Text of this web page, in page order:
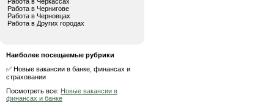
Работа в Чернигове
Работа в Черновцах
Работа в Других городах
Наиболее посещаемые рубрики
✅ Новые вакансии в банке, финансах и
страховании
Посмотреть все: Новые вакансии в
финансах и банке